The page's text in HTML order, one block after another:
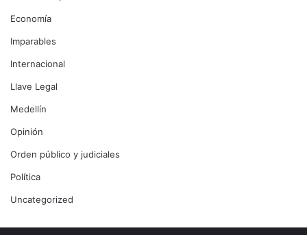
Economía
Imparables
Internacional
Llave Legal
Medellín
Opinión
Orden público y judiciales
Política
Uncategorized